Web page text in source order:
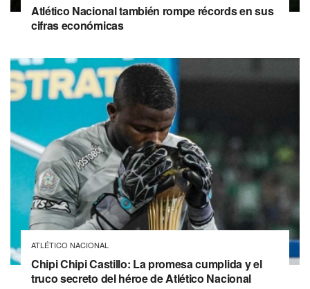
Atlético Nacional también rompe récords en sus
cifras económicas
ATLÉTICO NACIONAL
Chipi Chipi Castillo: La promesa cumplida y el
truco secreto del héroe de Atlético Nacional